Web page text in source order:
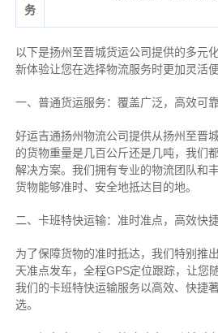
务
以下是扬州至晋城货运公司提供的多元
新体验让您在选择物流服务时更加灵活便
一、普通货运服务：覆盖广泛，高效可靠
好运吉通扬州物流公司提供从扬州至晋
的货物重量是几百公斤还是几吨，我们
解决方案。我们拥有专业的物流团队和
货物能够准时、安全地抵达目的地。
二、卡班特快运输：准时准点，高效快
为了保障货物的准时抵达，我们特别推
天准点发车，全程GPS定位跟踪，让您
我们的卡班特快运输服务以高效、快捷
选。